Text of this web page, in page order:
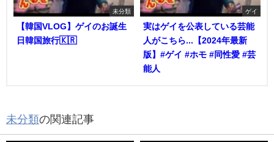
未分類
【韓国VLOG】ゲイのお誕生
日韓国旅行🇰🇷
ゲイ
実はゲイを公表している芸能
人がこちら...【2024年最新
版】#ゲイ #ホモ #同性愛 #芸
能人
未分類の関連記事